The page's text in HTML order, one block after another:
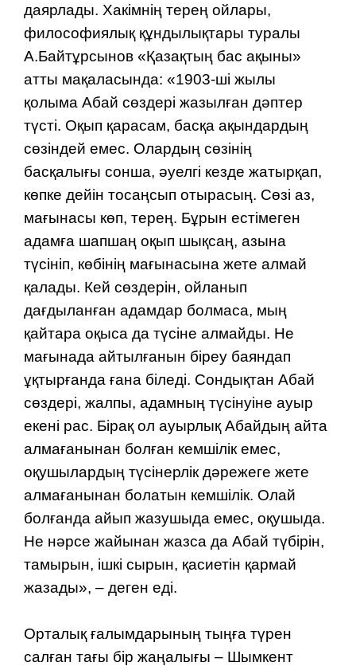
даярлады. Хакімнің терең ойлары,
философиялық құндылықтары туралы
А.Байтұрсынов «Қазақтың бас ақыны»
атты мақаласында: «1903-ші жылы
қолыма Абай сөздері жазылған дәптер
түсті. Оқып қарасам, басқа ақын­дардың
сөзіндей емес. Олардың сөзінің
басқалығы сонша, әуелгі кезде жатырқап,
көпке дейін тосаңсып отырасың. Сөзі аз,
мағынасы көп, терең. Бұрын естімеген
адамға шапшаң оқып шықсаң, азына
түсініп, көбінің мағынасына жете алмай
қалады. Кей сөздерін, ойланып
дағдыланған адамдар болмаса, мың
қайтара оқыса да түсіне алмайды. Не
мағынада айтылғанын біреу баяндап
ұқтырғанда ғана біледі. Сондықтан Абай
сөздері, жалпы, адамның түсінуіне ауыр
екені рас. Бірақ ол ауырлық Абайдың айта
алмағанынан болған кемшілік емес,
оқушылардың түсінерлік дәрежеге жете
алмағанынан болатын кемшілік. Олай
болғанда айып жазушыда емес, оқушыда.
Не нәрсе жайынан жазса да Абай түбірін,
тамырын, ішкі сырын, қасиетін қармай
жазады», – деген еді.
Орталық ғалымдарының тыңға түрен
салған тағы бір жаңалығы – Шымкент